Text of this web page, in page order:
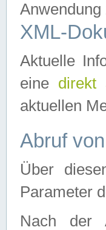
Anwendung
XML-
Aktuelle
eine direkt
aktuellen
Abruf
Über
Parameter
Nach der